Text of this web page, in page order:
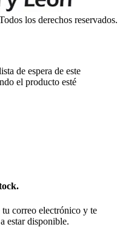
los derechos reservados.
de espera de este
el producto esté
correo electrónico y te
estar disponible.